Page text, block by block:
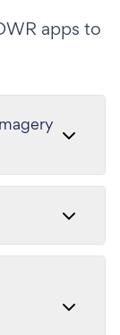
apps to